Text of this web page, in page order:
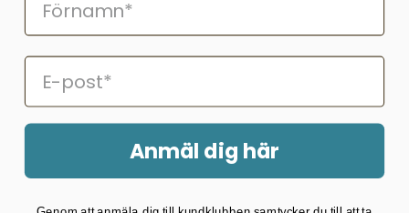
Följ oss på Facebook
Anmäl dig här